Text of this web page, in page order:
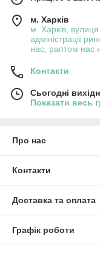
м. Харків
м. Харків,
адміністрації
нас, раптом нас
Контакти
Сьогодні
Показати весь
Про нас
Контакти
Доставка та оплата
Графік роботи